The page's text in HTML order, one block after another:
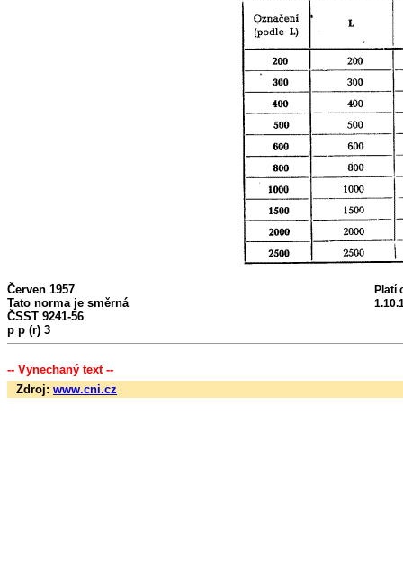
Červen 1957
Tato norma je směrná
ČSST 9241-56
p p (r) 3
Platí
-- Vynechaný text --
Zdroj: www.cni.cz